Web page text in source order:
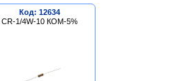
Код: 12634
CR-1/4W-10 КОМ-5%